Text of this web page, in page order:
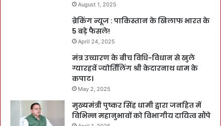
August 1, 2025
ब्रेकिंग न्यूज : पाकिस्तान के खिलाफ भारत के
5 बड़े फैसले!
April 24, 2025
मंत्र उच्चारण के बीच विधि-विधान से खुले
ग्यारहवें ज्योर्तिलिंग श्री केदारनाथ धाम के
कपाट।
May 2, 2025
मुख्यमंत्री पुष्कर सिंह धामी द्वारा जनहित में
विभिन्न महानुभावों को विभागीय दायित्व सौंपे